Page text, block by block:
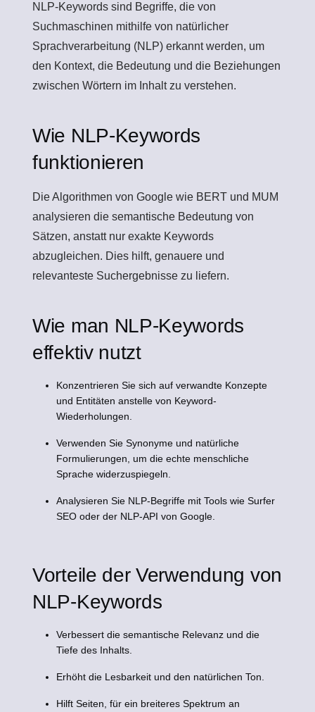
NLP-Keywords sind Begriffe, die von
Suchmaschinen mithilfe von natürlicher
Sprachverarbeitung (NLP) erkannt werden, um
den Kontext, die Bedeutung und die Beziehungen
zwischen Wörtern im Inhalt zu verstehen.
Wie NLP-Keywords
funktionieren
Die Algorithmen von Google wie BERT und MUM
analysieren die semantische Bedeutung von
Sätzen, anstatt nur exakte Keywords
abzugleichen. Dies hilft, genauere und
relevanteste Suchergebnisse zu liefern.
Wie man NLP-Keywords
effektiv nutzt
Konzentrieren Sie sich auf verwandte Konzepte
und Entitäten anstelle von Keyword-
Wiederholungen.
Verwenden Sie Synonyme und natürliche
Formulierungen, um die echte menschliche
Sprache widerzuspiegeln.
Analysieren Sie NLP-Begriffe mit Tools wie Surfer
SEO oder der NLP-API von Google.
Vorteile der Verwendung von
NLP-Keywords
Verbessert die semantische Relevanz und die
Tiefe des Inhalts.
Erhöht die Lesbarkeit und den natürlichen Ton.
Hilft Seiten, für ein breiteres Spektrum an